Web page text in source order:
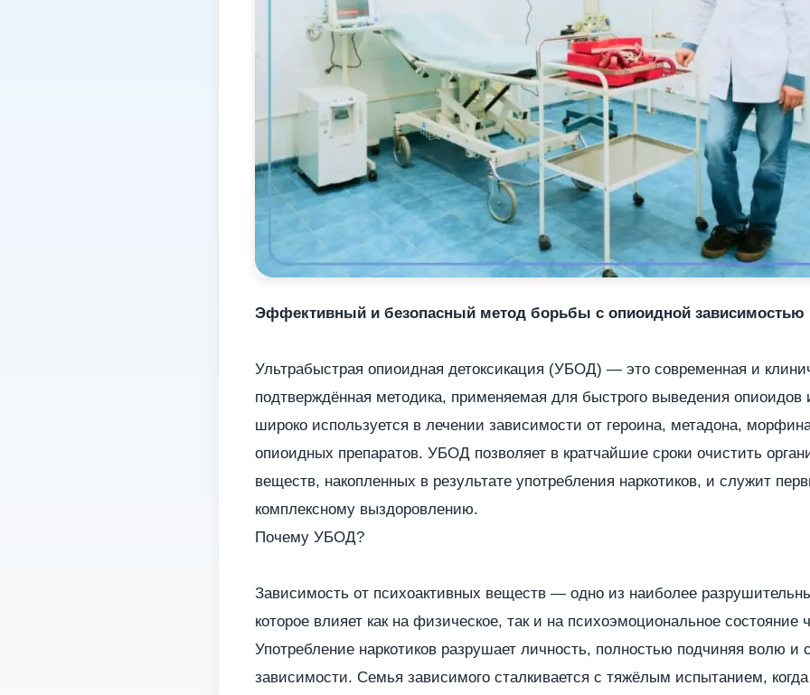
Эффективный и безопасный метод борьбы с опиоидной зависимостью
Ультрабыстрая опиоидная детоксикация (УБОД) — это современная и
подтверждённая методика, применяемая для быстрого выведения опиоидов
широко используется в лечении зависимости от героина, метадона,
опиоидных препаратов. УБОД позволяет в кратчайшие сроки очистить
веществ, накопленных в результате употребления наркотиков, и служит
комплексному выздоровлению.
Почему УБОД?
Зависимость от психоактивных веществ — одно из наиболее
которое влияет как на физическое, так и на психоэмоциональное состояние
Употребление наркотиков разрушает личность, полностью подчиняя волю и
зависимости. Семья зависимого сталкивается с тяжёлым испытанием,